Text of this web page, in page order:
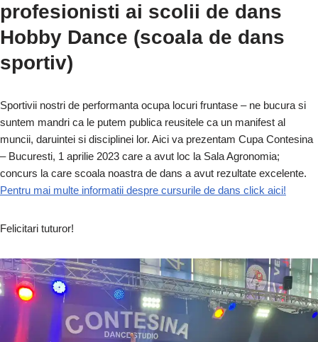
profesionisti ai scolii de dans
Hobby Dance (scoala de dans
sportiv)
Sportivii nostri de performanta ocupa locuri fruntase – ne bucura si
suntem mandri ca le putem publica reusitele ca un manifest al
muncii, daruintei si disciplinei lor. Aici va prezentam Cupa Contesina
– Bucuresti, 1 aprilie 2023 care a avut loc la Sala Agronomia;
concurs la care scoala noastra de dans a avut rezultate excelente.
Pentru mai multe informatii despre cursurile de dans click aici!
Felicitari tuturor!